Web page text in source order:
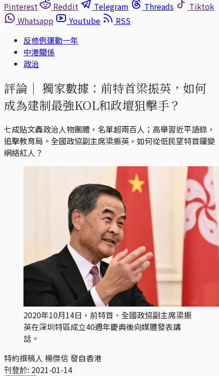
Pinterest
Reddit Telegram Threads
Tiktok
Whatsapp
Youtube
RSS
反修例運動一年
中港關係
政治
評論｜ 獨家數據：前特首梁振英，如何
成為建制最強KOL和政壇狙擊手？
七成貼文轟政治人物團體，名單超兩百人；高舉習近平語錄，
追擊教育局。全國政協副主席梁振英，如何從低民望特首躍變
網絡紅人？
2020年10月14日，前特首、全國政協副主席梁振
英在深圳特區成立40週年慶典後向媒體發表講
話。
特約撰稿人 楊傑信 發自香港
刊登於: 2021-01-14